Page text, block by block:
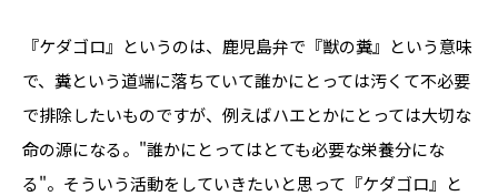
『ケダゴロ』というのは、鹿児島弁で『獣の糞』という意味
で、糞という道端に落ちていて誰かにとっては汚くて不必要
で排除したいものですが、例えばハエとかにとっては大切な
命の源になる。"誰かにとってはとても必要な栄養分にな
る"。そういう活動をしていきたいと思って『ケダゴロ』と